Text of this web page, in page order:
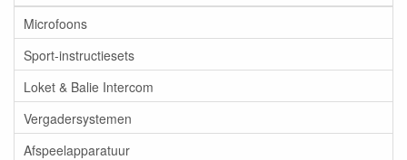
Microfoons
Sport-instructiesets
Loket & Balie Intercom
Vergadersystemen
Afspeelapparatuur